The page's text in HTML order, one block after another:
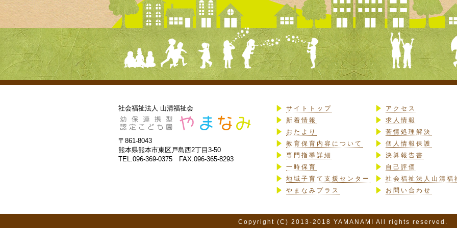
社会福祉法人 山清福祉会
〒861-8043
熊本県熊本市東区戸島西2丁目3-50
TEL.096-369-0375 FAX.096-365-8293
サイトトップ
新着情報
おたより
教育保育内容について
専門指導詳細
一時保育
地域子育て支援センター
やまなみプラス
アクセス
求人情報
苦情処理解決
個人情報保護
決算報告書
自己評価
社会福祉法人山清福
お問い合わせ
Copyright (C) 2013-2018 YAMANAMI All rights reserved.